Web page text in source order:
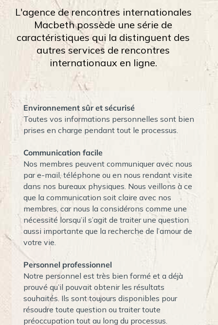
L'agence de rencontres internationales
Macbeth possède une série de
caractéristiques qui la distinguent des
autres services de rencontres
internationaux en ligne.
Environnement sûr et sécurisé
Toutes vos informations personnelles sont bien
prises en charge pendant tout le processus.
Communication facile
Nos membres peuvent communiquer avec nous
par e-mail, téléphone ou en nous rendant visite
dans nos bureaux physiques. Nous veillons à ce
que la communication soit claire avec nos
membres, car nous la considérons comme une
nécessité lorsqu’il s’agit de traiter une question
aussi importante que la recherche de l’amour de
votre vie.
Personnel professionnel
Notre personnel est très bien formé et a déjà
prouvé qu’il pouvait obtenir les résultats
souhaités. Ils sont toujours disponibles pour
résoudre toute question ou traiter toute
préoccupation tout au long du processus.